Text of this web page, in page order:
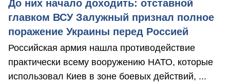
До них начало доходить: отставной
главком ВСУ Залужный признал полное
поражение Украины перед Россией
Российская армия нашла противодействие
практически всему вооружению НАТО, которые
использовал Киев в зоне боевых действий, ...